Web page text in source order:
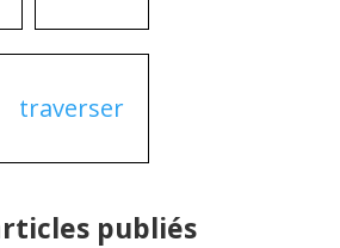
traverser
publiés